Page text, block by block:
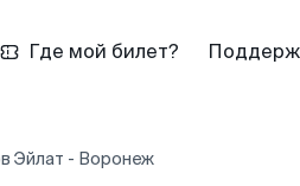
Где мой билет?
Эйлат - Воронеж